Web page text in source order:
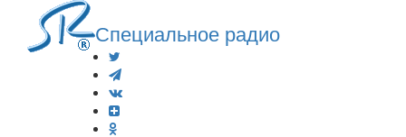
Специальное радио